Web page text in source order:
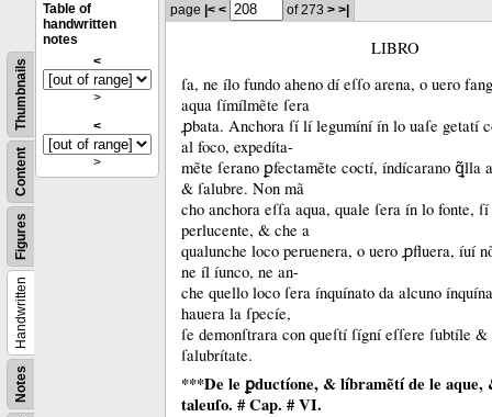
Notes
Handwritten
Figures
Content
Thumbnails
Table of
handwritten
notes
<
>
<
>
page |< < of 273 > >|
LIBRO
ſa, ne ílo fundo aheno dí eſſo arena, o uero
aqua ſímílmẽte ſera
ꝓbata. Anchora ſí lí legumíní ín lo uaſe getatí
al foco, expedíta-
mẽte ſerano ꝑfectamẽte coctí, índícarano ꝗ̃lla
& ſalubre. Non mã
cho anchora eſſa aqua, quale ſera ín lo fonte,
perlucente, & che a
qualunche loco peruenera, o uero ꝓfluera, íuí
ne íl íunco, ne an-
che quello loco ſera ínquínato da alcuno
hauera la ſpecíe,
ſe demonſtrara con queſtí ſígní eſſere ſubtíle &
ſalubrítate.
***De le ꝑductíone, & líbramẽtí de le aque,
taleuſo. # Cap. # VI.